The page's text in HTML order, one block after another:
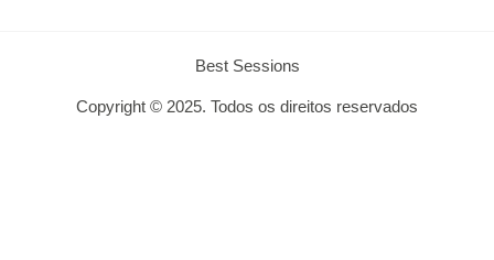
Best Sessions
Copyright © 2025. Todos os direitos reservados